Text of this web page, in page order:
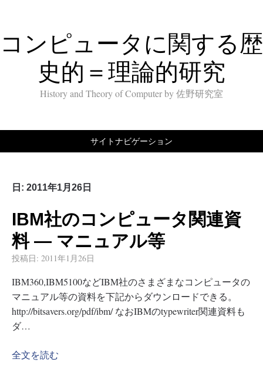
コンピュータに関する歴
史的＝理論的研究
History and Theory of Computer by 佐野研究室
サイトナビゲーション
日: 2011年1月26日
IBM社のコンピュータ関連資
料 — マニュアル等
投稿日: 2011年1月26日
IBM360,IBM5100などIBM社のさまざまなコンピュータの
マニュアル等の資料を下記からダウンロードできる。
http://bitsavers.org/pdf/ibm/ なおIBMのtypewriter関連資料も
ダ…
全文を読む